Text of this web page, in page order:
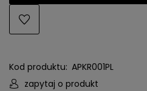
Kod produktu: APKR001PL
zapytaj o produkt